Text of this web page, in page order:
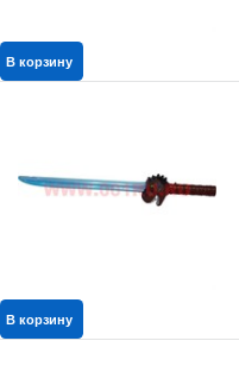
В корзину
В корзину